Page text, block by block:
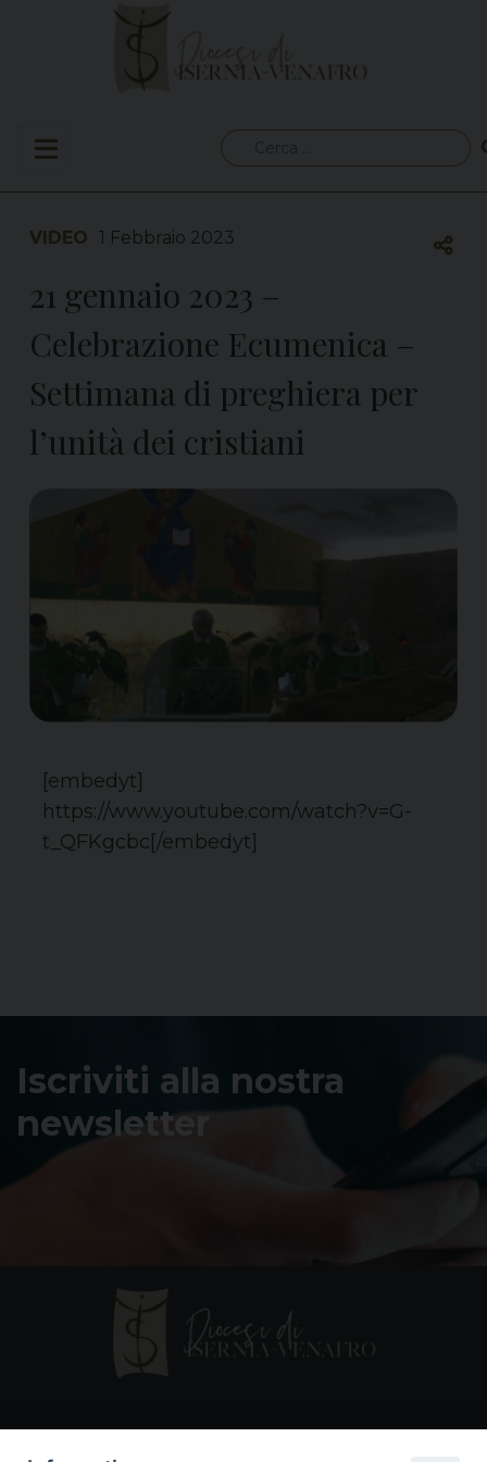
per:
VIDEO 1 Febbraio 2023
21 gennaio 2023 –
Celebrazione Ecumenica –
Settimana di preghiera per
l’unità dei cristiani
[embedyt]
https://www.youtube.com/watch?v=G-
t_QFKgcbc[/embedyt]
Iscriviti alla nostra
newsletter